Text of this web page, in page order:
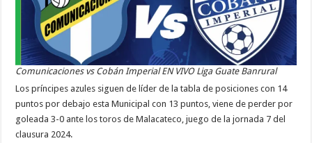
Comunicaciones vs Cobán Imperial EN VIVO Liga Guate Banrural
Los príncipes azules siguen de líder de la tabla de posiciones con 14
puntos por debajo esta Municipal con 13 puntos, viene de perder por
goleada 3-0 ante los toros de Malacateco, juego de la jornada 7 del
clausura 2024.